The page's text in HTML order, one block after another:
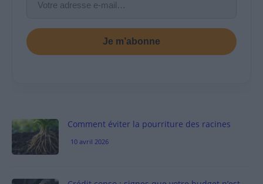
Je m’abonne
Comment éviter la pourriture des racines
10 avril 2026